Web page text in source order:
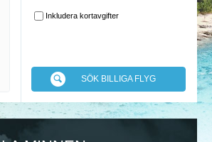
Inkludera kortavgifter
SÖK BILLIGA FLYG